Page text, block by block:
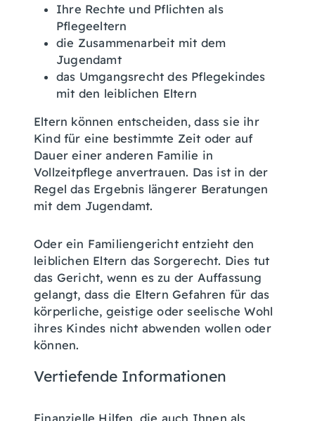
Ihre Rechte und Pflichten als
Pflegeeltern
die Zusammenarbeit mit dem
Jugendamt
das Umgangsrecht des Pflegekindes
mit den leiblichen Eltern
Eltern können entscheiden, dass sie ihr
Kind für eine bestimmte Zeit oder auf
Dauer einer anderen Familie in
Vollzeitpflege anvertrauen. Das ist in der
Regel das Ergebnis längerer Beratungen
mit dem Jugendamt.
Oder ein Familiengericht entzieht den
leiblichen Eltern das Sorgerecht. Dies tut
das Gericht, wenn es zu der Auffassung
gelangt, dass die Eltern Gefahren für das
körperliche, geistige oder seelische Wohl
ihres Kindes nicht abwenden wollen oder
können.
Vertiefende Informationen
Finanzielle Hilfen, die auch Ihnen als